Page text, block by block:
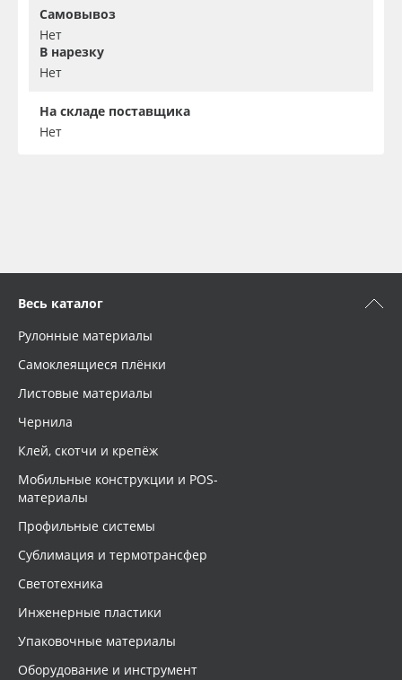
Самовывоз
Нет
В нарезку
Нет
На складе поставщика
Нет
Весь каталог
Рулонные материалы
Самоклеящиеся плёнки
Листовые материалы
Чернила
Клей, скотчи и крепёж
Мобильные конструкции и POS-
материалы
Профильные системы
Сублимация и термотрансфер
Светотехника
Инженерные пластики
Упаковочные материалы
Оборудование и инструмент